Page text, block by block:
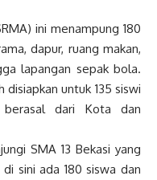
ini menampung 180
dapur, ruang makan,
lapangan sepak bola.
untuk 135 siswi
dari Kota dan
SMA 13 Bekasi yang
sini ada 180 siswa dan